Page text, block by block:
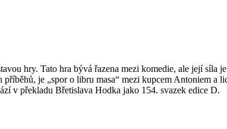
hry. Tato hra bývá řazena mezi komedie, ale její
je „spor o libru masa“ mezi kupcem Antoniem a
v překladu Břetislava Hodka jako 154. svazek edice D.